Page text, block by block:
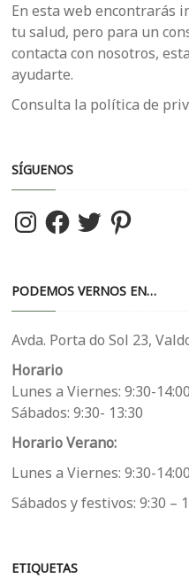
En esta web encontrarás
tu salud, pero para un
contacta con nosotros,
ayudarte.
Consulta la política de
SÍGUENOS
Instagram
FacebookTwitterPinterest
PODEMOS VERNOS EN…
Avda. Porta do Sol 23,
Horario
Lunes a Viernes: 9:30-
Sábados: 9:30- 13:30
Horario Verano:
Lunes a Viernes: 9:30-
Sábados y festivos: 9:30 –
ETIQUETAS